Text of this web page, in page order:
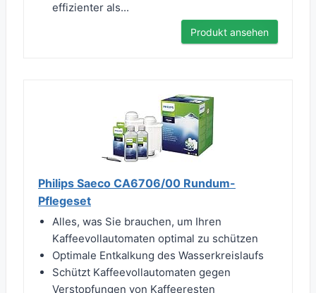
effizienter als...
Produkt ansehen
Philips Saeco CA6706/00 Rundum-
Pflegeset
Alles, was Sie brauchen, um Ihren
Kaffeevollautomaten optimal zu schützen
Optimale Entkalkung des Wasserkreislaufs
Schützt Kaffeevollautomaten gegen
Verstopfungen von Kaffeeresten